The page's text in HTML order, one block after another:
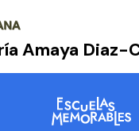
Amaya Diaz-